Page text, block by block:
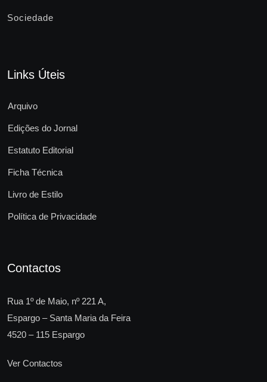
Sociedade
Links Úteis
Arquivo
Edições do Jornal
Estatuto Editorial
Ficha Técnica
Livro de Estilo
Política de Privacidade
Contactos
Rua 1º de Maio, nº 221 A,
Espargo – Santa Maria da Feira
4520 – 115 Espargo
Ver Contactos